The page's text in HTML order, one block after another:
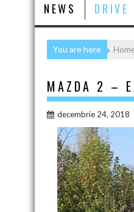
NEWS DRIVE
You are here
MAZDA 2 –
decembrie 24, 2018